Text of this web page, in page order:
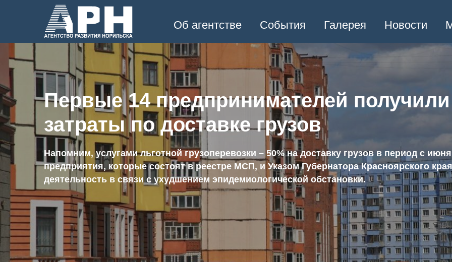
Об агентстве События Галерея Новости
Первые 14 предпринимателей
затраты по доставке грузов
Напомним, услугами льготной грузоперевозки – 50% на доставку грузов в период с
предприятия, которые состоят в реестре МСП, и Указом Губернатора Красноярского
деятельность в связи с ухудшением эпидемиологической обстановки.